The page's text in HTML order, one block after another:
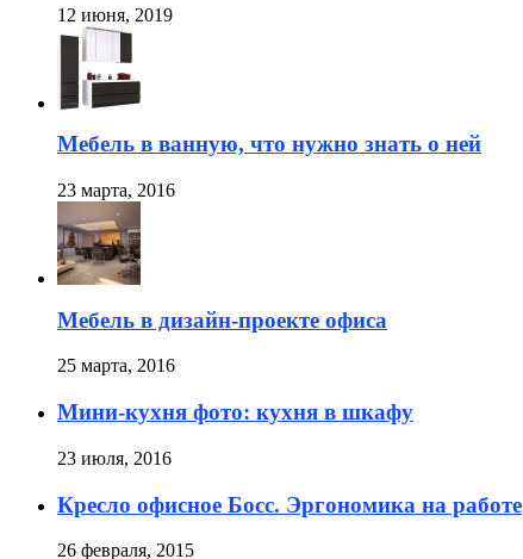
12 июня, 2019
Мебель в ванную, что нужно знать о ней
23 марта, 2016
Мебель в дизайн-проекте офиса
25 марта, 2016
Мини-кухня фото: кухня в шкафу
23 июля, 2016
Кресло офисное Босс. Эргономика на работе
26 февраля, 2015